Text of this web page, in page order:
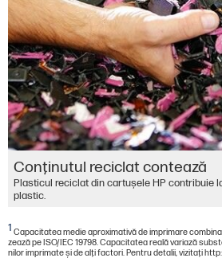
Conţinutul reciclat contează
Plasticul reciclat din cartușele HP contribuie
plastic.
1 Capacitatea medie aproximativă de imprimare
zează pe ISO/IEC 19798. Capacitatea reală variază
nilor imprimate şi de alţi factori. Pentru detalii, vizitaţi